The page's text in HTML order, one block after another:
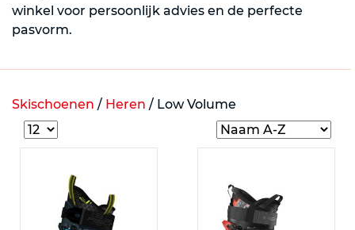
winkel voor persoonlijk advies en de perfecte
pasvorm.
Skischoenen / Heren / Low Volume